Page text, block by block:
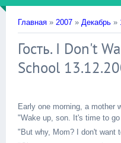
Главная » 2007 » Декабрь »
Гость. I Don't
School
Early one morning, a mother
"Wake up, son. It's time to
"But why, Mom? I don't want